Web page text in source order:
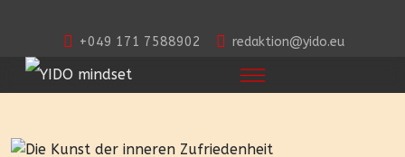
+049 171 7588902 redaktion@yido.eu